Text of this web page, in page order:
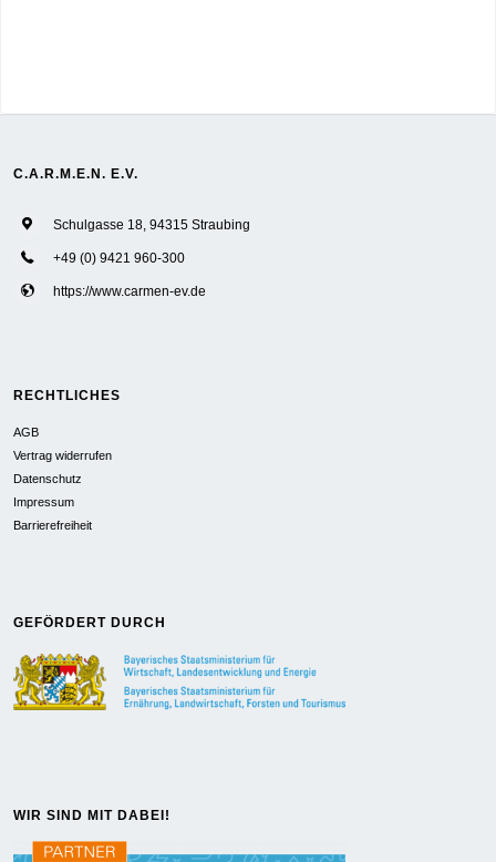
C.A.R.M.E.N. E.V.
Schulgasse 18, 94315 Straubing
+49 (0) 9421 960-300
https://www.carmen-ev.de
RECHTLICHES
AGB
Vertrag widerrufen
Datenschutz
Impressum
Barrierefreiheit
GEFÖRDERT DURCH
WIR SIND MIT DABEI!